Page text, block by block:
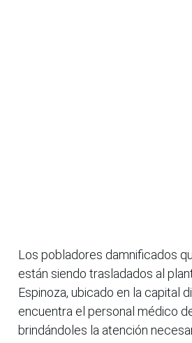
Los pobladores damnificados
están siendo trasladados al
Espinoza, ubicado en la capital
encuentra el personal médico
brindándoles la atención